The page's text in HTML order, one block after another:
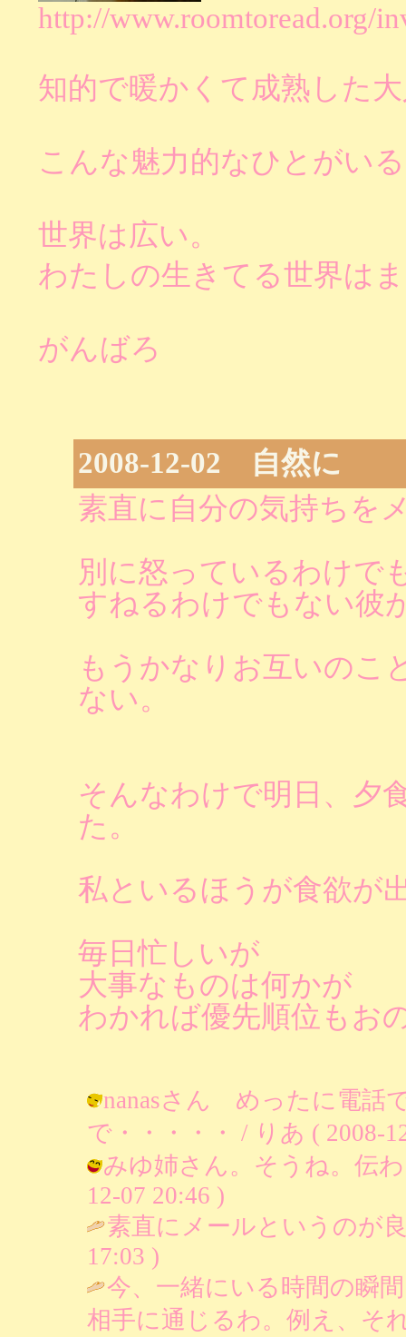
http://www.roomtoread.org/
知的で暖かくて成熟した
こんな魅力的なひとがい
世界は広い。
わたしの生きてる世界は
がんばろ
2008-12-02 自然に
素直に自分の気持ちを
別に怒っているわけで
すねるわけでもない彼
もうかなりお互いのこ
ない。
そんなわけで明日、夕
た。
私といるほうが食欲が
毎日忙しいが
大事なものは何かが
わかれば優先順位もお
nanasさん めったに電話
で・・・・・ / りあ ( 2008-
みゆ姉さん。そうね。伝
12-07 20:46 )
素直にメールというのが
17:03 )
今、一緒にいる時間の瞬
相手に通じるわ。例え、そ